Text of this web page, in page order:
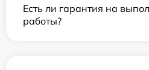
Есть ли гарантия на
работы?